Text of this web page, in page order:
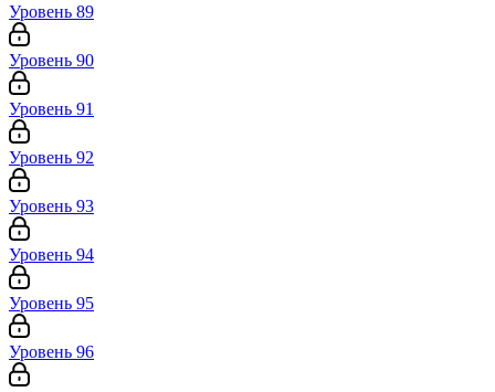
Уровень 89
Уровень 90
Уровень 91
Уровень 92
Уровень 93
Уровень 94
Уровень 95
Уровень 96